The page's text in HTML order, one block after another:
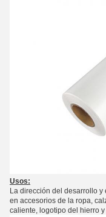
Usos:
La dirección del desarrollo
en accesorios de la ropa,
caliente, logotipo del hierro y